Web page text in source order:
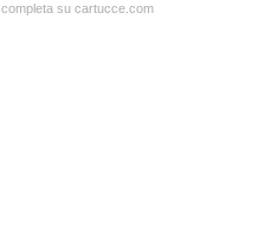
su cartucce.com